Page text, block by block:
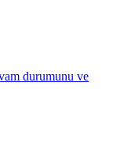
durumunu ve